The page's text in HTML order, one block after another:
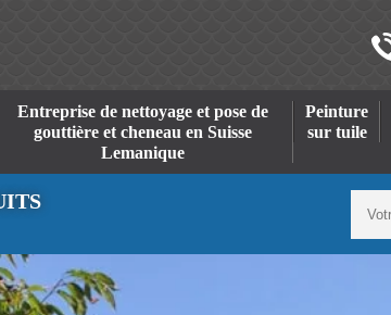
Entreprise de nettoyage et pose de
gouttière et cheneau en Suisse
Lemanique
Peinture
sur tuile